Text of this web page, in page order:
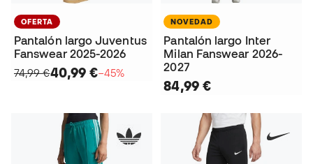
OFERTA
Pantalón largo Juventus
Fanswear 2025-2026
74,99 €40,99 €−45%
NOVEDAD
Pantalón largo Inter
Milan Fanswear 2026-
2027
84,99 €